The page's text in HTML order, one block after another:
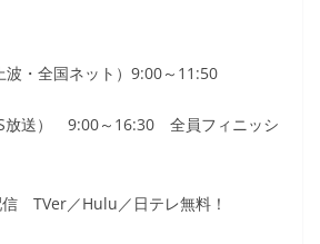
波・全国ネット）9:00～11:50
放送） 9:00～16:30 全員フィニッシ
信 TVer／Hulu／日テレ無料！